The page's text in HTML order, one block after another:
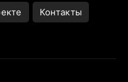
Контакты